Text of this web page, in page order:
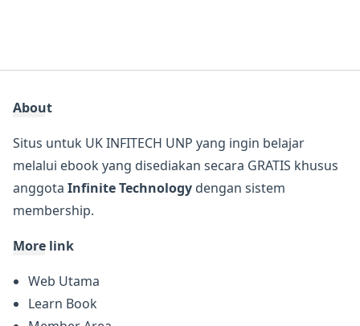
About
Situs untuk UK INFITECH UNP yang ingin belajar
melalui ebook yang disediakan secara GRATIS khusus
anggota Infinite Technology dengan sistem
membership.
More link
Web Utama
Learn Book